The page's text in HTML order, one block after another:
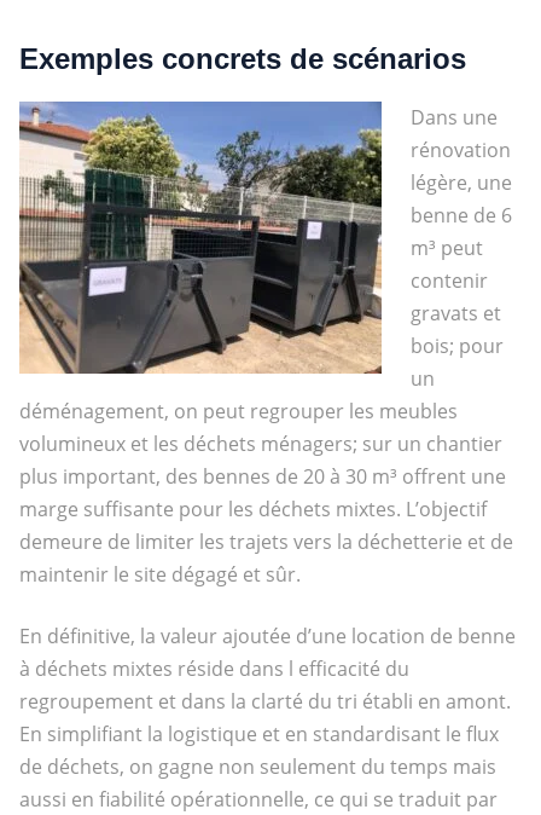
Exemples concrets de scénarios
Dans une
rénovation
légère, une
benne de 6
m³ peut
contenir
gravats et
bois; pour
un
déménagement, on peut regrouper les meubles
volumineux et les déchets ménagers; sur un chantier
plus important, des bennes de 20 à 30 m³ offrent une
marge suffisante pour les déchets mixtes. L’objectif
demeure de limiter les trajets vers la déchetterie et de
maintenir le site dégagé et sûr.
En définitive, la valeur ajoutée d’une location de benne
à déchets mixtes réside dans l efficacité du
regroupement et dans la clarté du tri établi en amont.
En simplifiant la logistique et en standardisant le flux
de déchets, on gagne non seulement du temps mais
aussi en fiabilité opérationnelle, ce qui se traduit par